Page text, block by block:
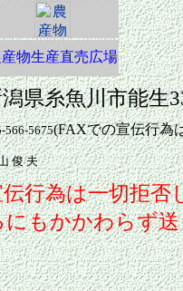
産物生産直売広場
県糸魚川市能生
566-5675(FAXでの宣伝行為
俊 夫
行為は一切拒否
もかかわらず送